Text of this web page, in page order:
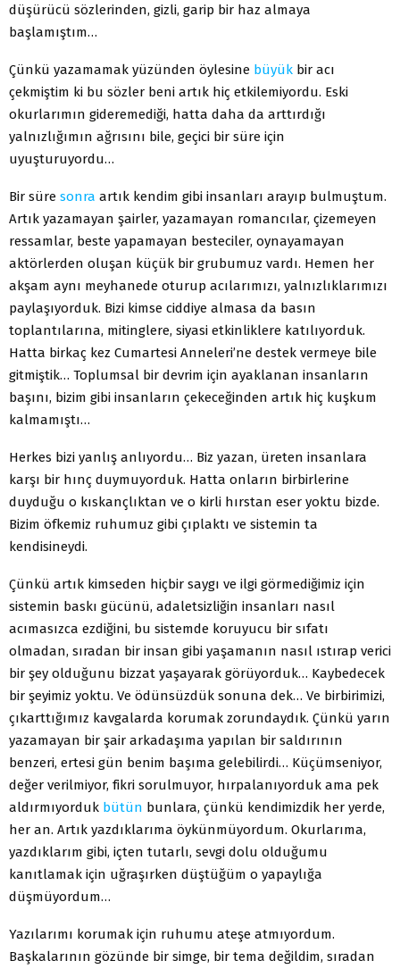
düşürücü sözlerinden, gizli, garip bir haz almaya
başlamıştım…
Çünkü yazamamak yüzünden öylesine büyük bir acı
çekmiştim ki bu sözler beni artık hiç etkilemiyordu. Eski
okurlarımın gideremediği, hatta daha da arttırdığı
yalnızlığımın ağrısını bile, geçici bir süre için
uyuşturuyordu…
Bir süre sonra artık kendim gibi insanları arayıp bulmuştum.
Artık yazamayan şairler, yazamayan romancılar, çizemeyen
ressamlar, beste yapamayan besteciler, oynayamayan
aktörlerden oluşan küçük bir grubumuz vardı. Hemen her
akşam aynı meyhanede oturup acılarımızı, yalnızlıklarımızı
paylaşıyorduk. Bizi kimse ciddiye almasa da basın
toplantılarına, mitinglere, siyasi etkinliklere katılıyorduk.
Hatta birkaç kez Cumartesi Anneleri’ne destek vermeye bile
gitmiştik… Toplumsal bir devrim için ayaklanan insanların
başını, bizim gibi insanların çekeceğinden artık hiç kuşkum
kalmamıştı…
Herkes bizi yanlış anlıyordu… Biz yazan, üreten insanlara
karşı bir hınç duymuyorduk. Hatta onların birbirlerine
duyduğu o kıskançlıktan ve o kirli hırstan eser yoktu bizde.
Bizim öfkemiz ruhumuz gibi çıplaktı ve sistemin ta
kendisineydi.
Çünkü artık kimseden hiçbir saygı ve ilgi görmediğimiz için
sistemin baskı gücünü, adaletsizliğin insanları nasıl
acımasızca ezdiğini, bu sistemde koruyucu bir sıfatı
olmadan, sıradan bir insan gibi yaşamanın nasıl ıstırap verici
bir şey olduğunu bizzat yaşayarak görüyorduk… Kaybedecek
bir şeyimiz yoktu. Ve ödünsüzdük sonuna dek… Ve birbirimizi,
çıkarttığımız kavgalarda korumak zorundaydık. Çünkü yarın
yazamayan bir şair arkadaşıma yapılan bir saldırının
benzeri, ertesi gün benim başıma gelebilirdi… Küçümseniyor,
değer verilmiyor, fikri sorulmuyor, hırpalanıyorduk ama pek
aldırmıyorduk bütün bunlara, çünkü kendimizdik her yerde,
her an. Artık yazdıklarıma öykünmüyordum. Okurlarıma,
yazdıklarım gibi, içten tutarlı, sevgi dolu olduğumu
kanıtlamak için uğraşırken düştüğüm o yapaylığa
düşmüyordum…
Yazılarımı korumak için ruhumu ateşe atmıyordum.
Başkalarının gözünde bir simge, bir tema değildim, sıradan